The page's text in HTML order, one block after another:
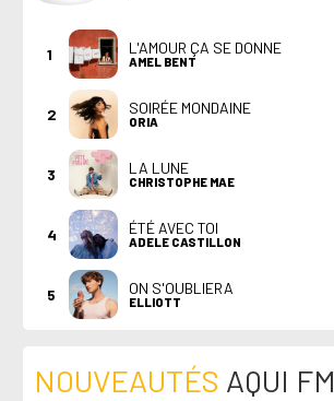
1 L'AMOUR ÇA SE DONNE
AMEL BENT
2 SOIRÉE MONDAINE
ORIA
3 LA LUNE
CHRISTOPHE MAE
4 ÉTÉ AVEC TOI
ADELE CASTILLON
5 ON S'OUBLIERA
ELLIOTT
NOUVEAUTÉS AQUI FM